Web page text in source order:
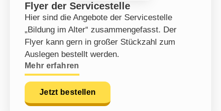
Flyer der Servicestelle
Hier sind die Angebote der Servicestelle
„Bildung im Alter“ zusammengefasst. Der
Flyer kann gern in großer Stückzahl zum
Auslegen bestellt werden.
Mehr erfahren
Jetzt bestellen